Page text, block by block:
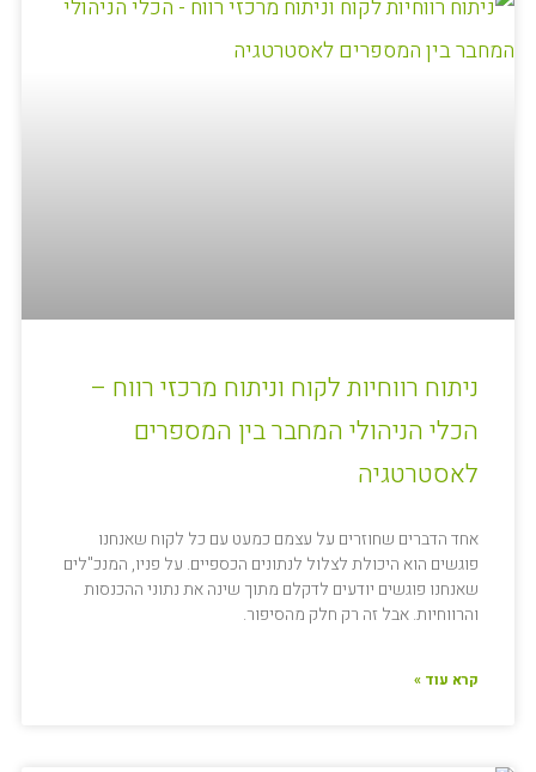
ניתוח רווחיות לקוח וניתוח מרכזי רווח –
הכלי הניהולי המחבר בין המספרים
לאסטרטגיה
אחד הדברים שחוזרים על עצמם כמעט עם כל לקוח שאנחנו
פוגשים הוא היכולת לצלול לנתונים הכספיים. על פניו, המנכ"לים
שאנחנו פוגשים יודעים לדקלם מתוך שינה את נתוני ההכנסות
והרווחיות. אבל זה רק חלק מהסיפור.
קרא עוד »